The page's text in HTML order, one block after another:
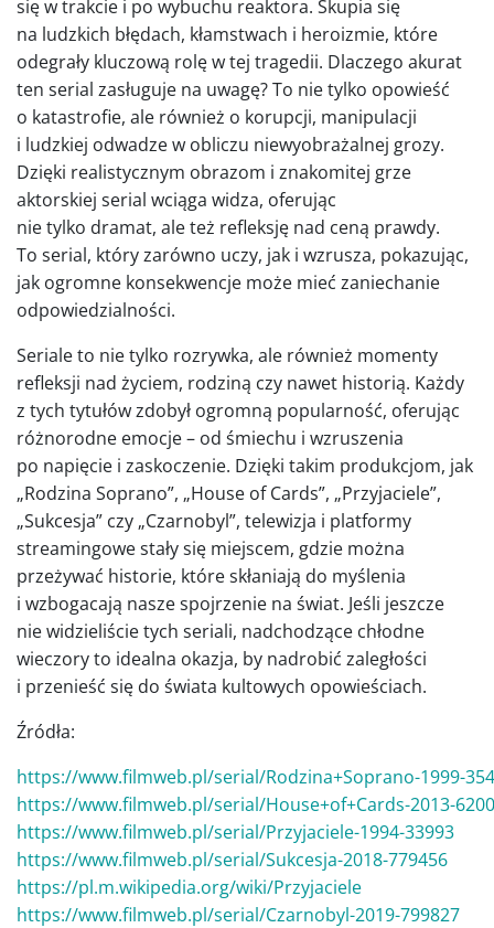
się w trakcie i po wybuchu reaktora. Skupia się
na ludzkich błędach, kłamstwach i heroizmie, które
odegrały kluczową rolę w tej tragedii. Dlaczego akurat
ten serial zasługuje na uwagę? To nie tylko opowieść
o katastrofie, ale również o korupcji, manipulacji
i ludzkiej odwadze w obliczu niewyobrażalnej grozy.
Dzięki realistycznym obrazom i znakomitej grze
aktorskiej serial wciąga widza, oferując
nie tylko dramat, ale też refleksję nad ceną prawdy.
To serial, który zarówno uczy, jak i wzrusza, pokazując,
jak ogromne konsekwencje może mieć zaniechanie
odpowiedzialności.
Seriale to nie tylko rozrywka, ale również momenty
refleksji nad życiem, rodziną czy nawet historią. Każdy
z tych tytułów zdobył ogromną popularność, oferując
różnorodne emocje – od śmiechu i wzruszenia
po napięcie i zaskoczenie. Dzięki takim produkcjom, jak
„Rodzina Soprano”, „House of Cards”, „Przyjaciele”,
„Sukcesja” czy „Czarnobyl”, telewizja i platformy
streamingowe stały się miejscem, gdzie można
przeżywać historie, które skłaniają do myślenia
i wzbogacają nasze spojrzenie na świat. Jeśli jeszcze
nie widzieliście tych seriali, nadchodzące chłodne
wieczory to idealna okazja, by nadrobić zaległości
i przenieść się do świata kultowych opowieściach.
Źródła:
https://www.filmweb.pl/serial/Rodzina+Soprano-1999-
https://www.filmweb.pl/serial/House+of+Cards-2013-
https://www.filmweb.pl/serial/Przyjaciele-1994-33993
https://www.filmweb.pl/serial/Sukcesja-2018-779456
https://pl.m.wikipedia.org/wiki/Przyjaciele
https://www.filmweb.pl/serial/Czarnobyl-2019-799827